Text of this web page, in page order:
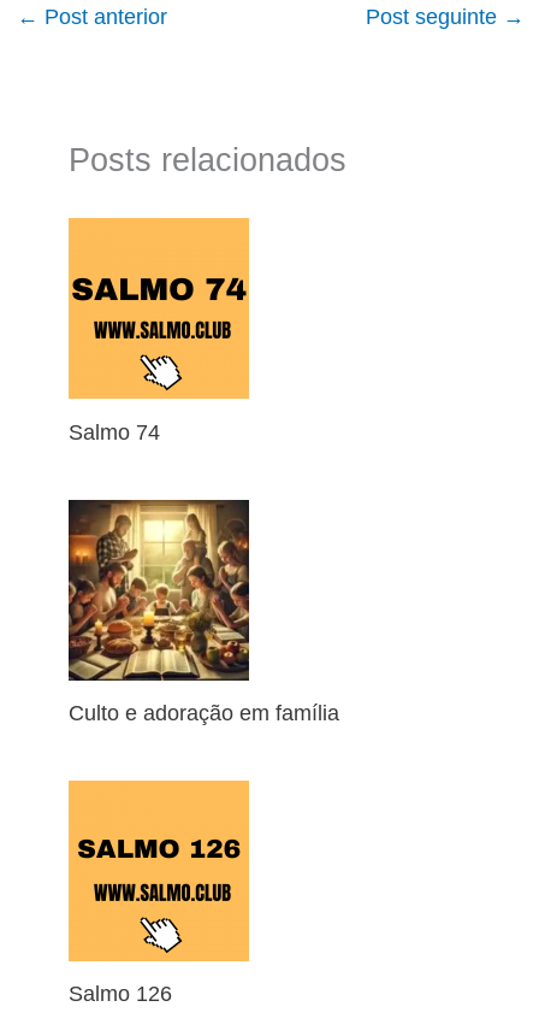
← Post anterior Post seguinte →
Posts relacionados
Salmo 74
Culto e adoração em família
Salmo 126